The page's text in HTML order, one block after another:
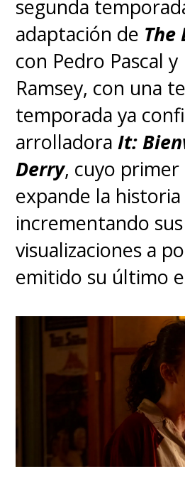
segunda
adaptación de The
con Pedro Pascal y
Ramsey, con una
temporada ya
arrolladoraIt:
Derry, cuyo primer
expande la
incrementando sus
visualizaciones a
emitido su último